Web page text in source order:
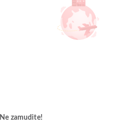
Ne zamudite!